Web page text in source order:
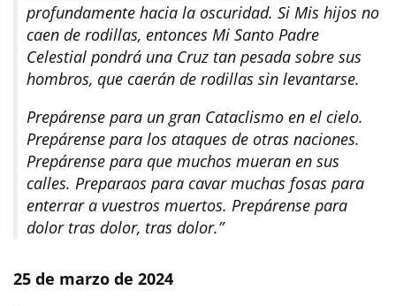
profundamente hacia la oscuridad. Si Mis hijos no
caen de rodillas, entonces Mi Santo Padre
Celestial pondrá una Cruz tan pesada sobre sus
hombros, que caerán de rodillas sin levantarse.
Prepárense para un gran Cataclismo en el cielo.
Prepárense para los ataques de otras naciones.
Prepárense para que muchos mueran en sus
calles. Preparaos para cavar muchas fosas para
enterrar a vuestros muertos. Prepárense para
dolor tras dolor, tras dolor.”
25 de marzo de 2024